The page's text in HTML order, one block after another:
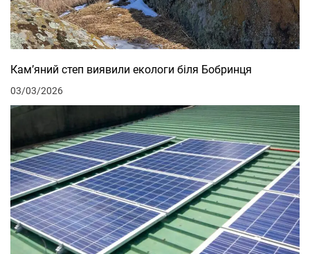
Кам’яний степ виявили екологи біля Бобринця
03/03/2026